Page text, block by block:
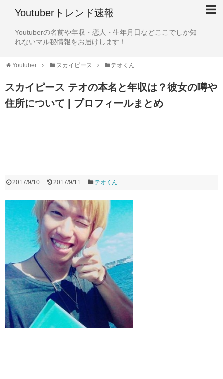
Youtuberトレンド速報
Youtuberの名前や年収・恋人・生年月日などここでしか知
れないマル秘情報をお届けします！
Youtuber スカイピース テオくん
スカイピース テオの本名と年収は？彼女の噂や
住所について | プロフィールまとめ
2017/9/10 2017/9/11 テオくん